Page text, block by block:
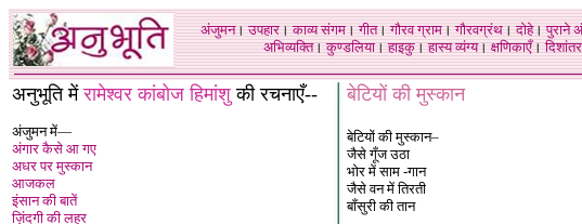
अंजुमन।उपहार।काव्य संगम।गीत।गौरव ग्राम।गौरवग्रंथ।दोहे।पुराने
अभिव्यक्ति।कुण्डलिया।हाइकु।हास्य व्यंग्य।क्षणिकाएँ।दिशांतर
अनुभूति मेंरामेश्वर कांबोज हिमांशुकी रचनाएँ--
अंजुमन में—
अंगार कैसे आ गए
अधर पर मुस्कान
आजकल
इंसान की बातें
ज़िंदगी की लहर
बेटियों की मुस्कान
बेटियों की मुस्कान–
जैसे गूँज उठा
भोर में साम -गान
जैसे वन में तिरती
बाँसुरी की तान